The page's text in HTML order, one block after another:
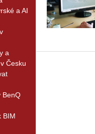
a AI
a
Česku
BenQ
BIM